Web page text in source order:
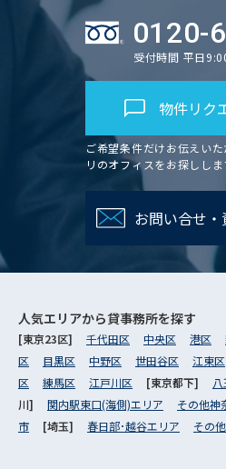
0120-
受付時間 平日
物件リク
ご希望条件だけお伝えい
リのオフィスをお探ししま
お問い合せ
人気エリアから貸事務所を探す
[東京23区] 千代田区 中央区 港区
区
目黒区 中野区 世田谷区 江東区
区
練馬区 江戸川区 [東京都下]
川] 関内駅東口(海側)エリア その他神
市
[埼玉] 春日部･越谷エリア その